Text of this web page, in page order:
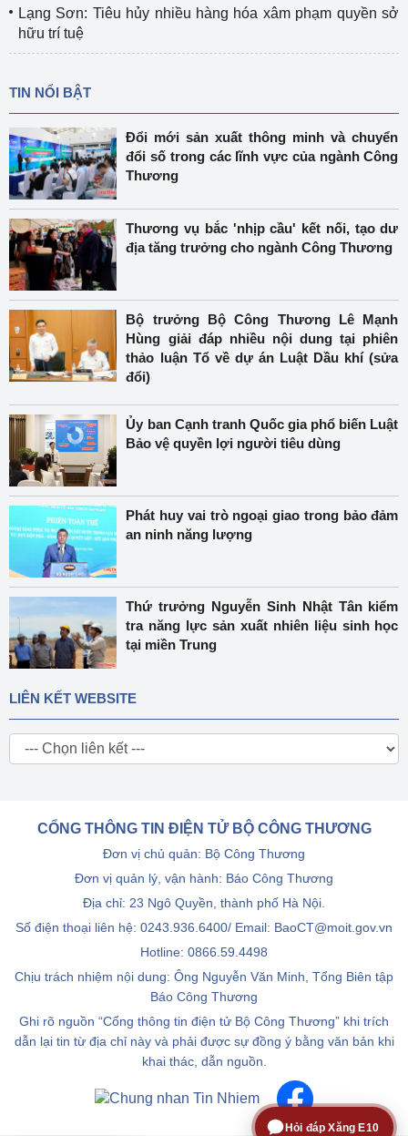
Lạng Sơn: Tiêu hủy nhiều hàng hóa xâm phạm quyền sở
hữu trí tuệ
TIN NỔI BẬT
Đổi mới sản xuất thông minh và chuyển
đổi số trong các lĩnh vực của ngành Công
Thương
Thương vụ bắc 'nhịp cầu' kết nối, tạo dư
địa tăng trưởng cho ngành Công Thương
Bộ trưởng Bộ Công Thương Lê Mạnh
Hùng giải đáp nhiều nội dung tại phiên
thảo luận Tổ về dự án Luật Dầu khí (sửa
đổi)
Ủy ban Cạnh tranh Quốc gia phổ biến Luật
Bảo vệ quyền lợi người tiêu dùng
Phát huy vai trò ngoại giao trong bảo đảm
an ninh năng lượng
Thứ trưởng Nguyễn Sinh Nhật Tân kiểm
tra năng lực sản xuất nhiên liệu sinh học
tại miền Trung
LIÊN KẾT WEBSITE
CỔNG THÔNG TIN ĐIỆN TỬ BỘ CÔNG THƯƠNG
Đơn vị chủ quản: Bộ Công Thương
Đơn vị quản lý, vận hành: Báo Công Thương
Địa chỉ: 23 Ngô Quyền, thành phố Hà Nội.
Số điện thoại liên hệ: 0243.936.6400/ Email: BaoCT@moit.gov.vn
Hotline: 0866.59.4498
Chịu trách nhiệm nội dung: Ông Nguyễn Văn Minh, Tổng Biên tập
Báo Công Thương
Ghi rõ nguồn “Cổng thông tin điện tử Bộ Công Thương” khi trích
dẫn lại tin từ địa chỉ này và phải được sự đồng ý bằng văn bản khi
khai thác, dẫn nguồn.
Hỏi đáp Xăng E10